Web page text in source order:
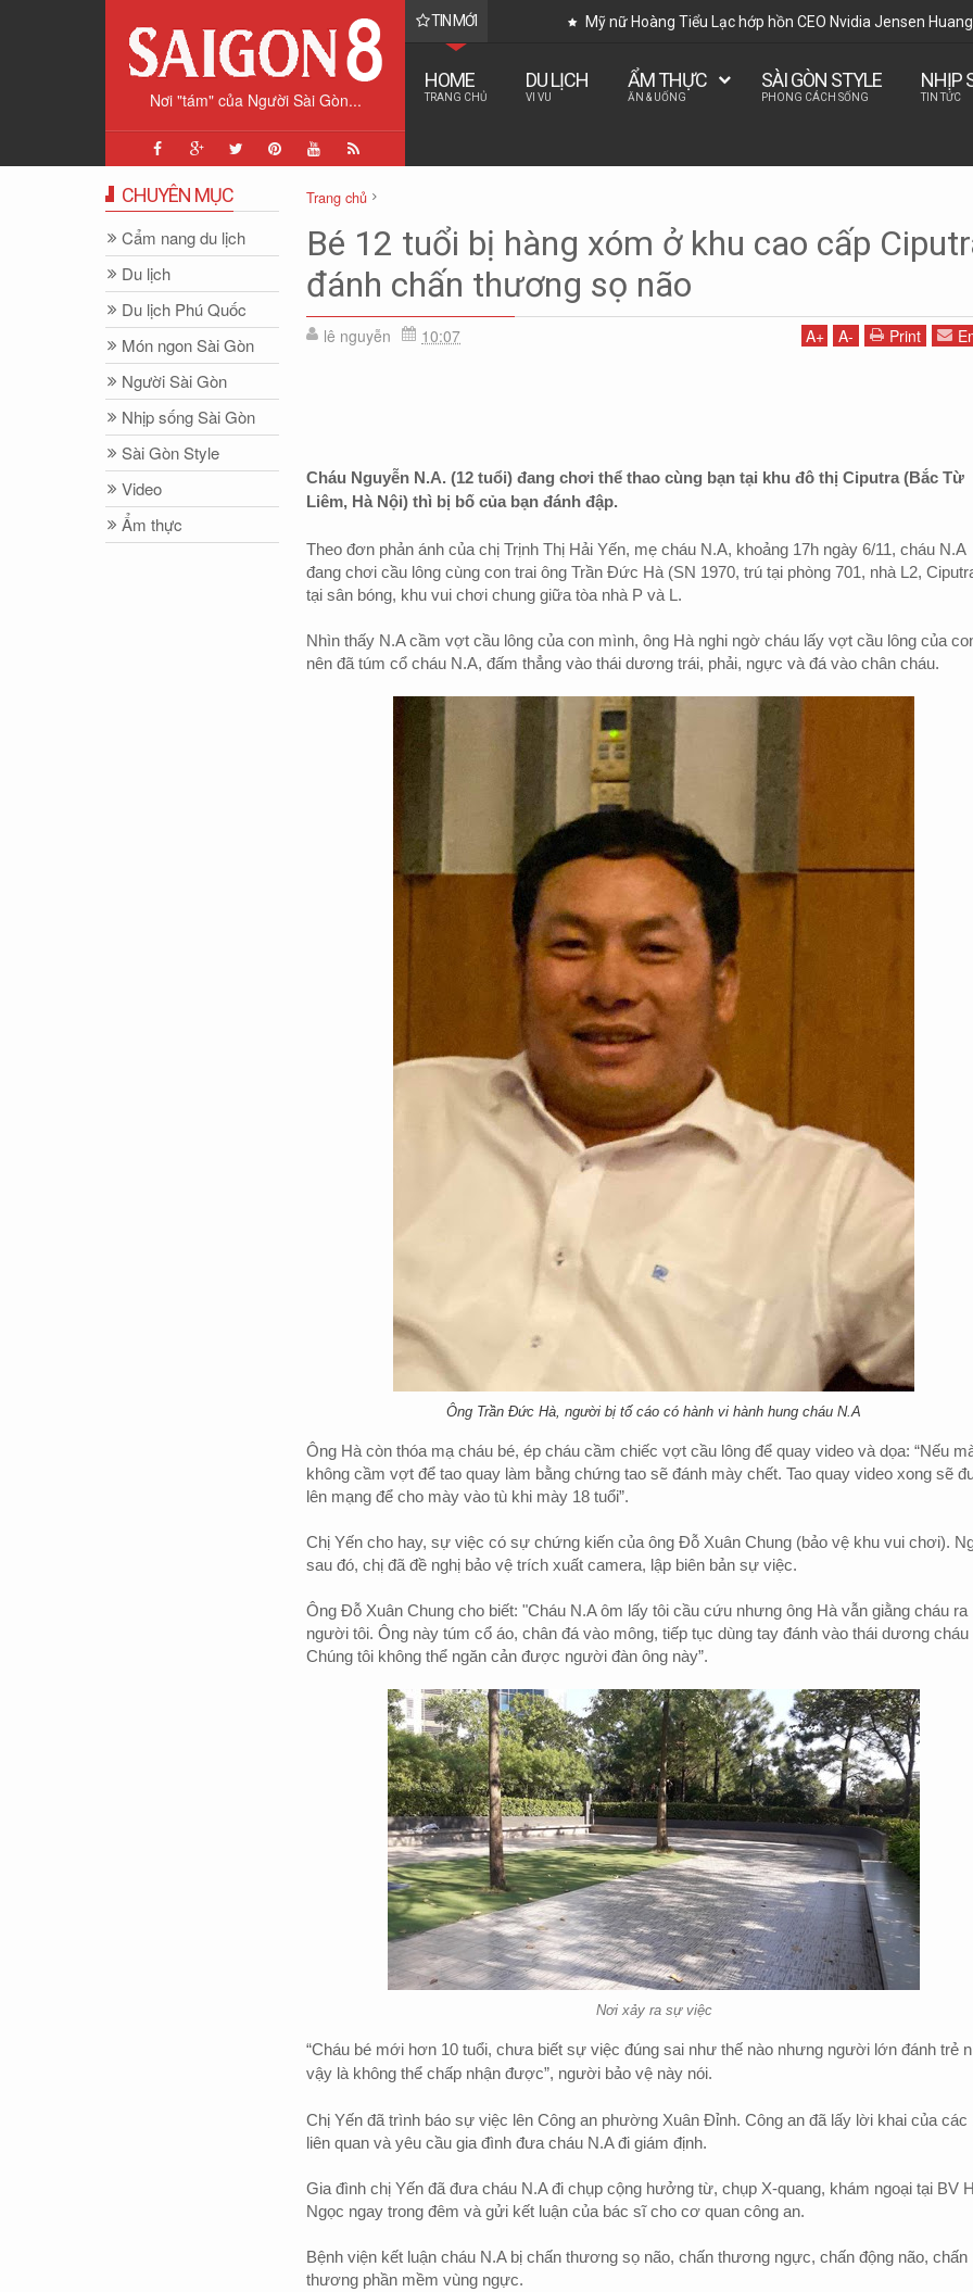
Nơi "tám" của Người Sài Gòn...
TIN MỚI
báo cổ điển giúp "giải cứu Đại tá phi công F-15E" như thế nào? Mỹ nữ Hoàng Tiểu Lạc hớp hồn CEO Nvidia Jensen
HOME
TRANG CHỦ
DU LỊCH
VI VU
ẨM THỰC
ĂN & UỐNG
SÀI GÒN STYLE
PHONG CÁCH SỐNG
NHỊP
TIN TỨC
Trang chủ
Nhịp sống Sài Gòn
Tiêu điểm Bé 12 tuổi bị hàng xóm ở khu cao cấp Ciputra đánh chấn thương sọ não
Bé 12 tuổi bị hàng xóm ở khu cao cấp
đánh chấn thương sọ não
lê nguyễn 10:07 A+ A- Print
Cháu Nguyễn N.A. (12 tuổi) đang chơi thể thao cùng bạn tại khu đô thị Ciputra (Bắc Từ
Liêm, Hà Nội) thì bị bố của bạn đánh đập.
Theo đơn phản ánh của chị Trịnh Thị Hải Yến, mẹ cháu N.A, khoảng 17h ngày 6/11, cháu N.A
đang chơi cầu lông cùng con trai ông Trần Đức Hà (SN 1970, trú tại phòng 701, nhà L2,
tại sân bóng, khu vui chơi chung giữa tòa nhà P và L.
Nhìn thấy N.A cầm vợt cầu lông của con mình, ông Hà nghi ngờ cháu lấy vợt cầu lông của
nên đã túm cổ cháu N.A, đấm thẳng vào thái dương trái, phải, ngực và đá vào chân cháu.
Ông Trần Đức Hà, người bị tố cáo có hành vi hành hung cháu N.A
Ông Hà còn thóa mạ cháu bé, ép cháu cầm chiếc vợt cầu lông để quay video và dọa: “Nếu
không cầm vợt để tao quay làm bằng chứng tao sẽ đánh mày chết. Tao quay video xong sẽ
lên mạng để cho mày vào tù khi mày 18 tuổi”.
Chị Yến cho hay, sự việc có sự chứng kiến của ông Đỗ Xuân Chung (bảo vệ khu vui chơi).
sau đó, chị đã đề nghị bảo vệ trích xuất camera, lập biên bản sự việc.
Ông Đỗ Xuân Chung cho biết: "Cháu N.A ôm lấy tôi cầu cứu nhưng ông Hà vẫn giằng cháu ra
người tôi. Ông này túm cổ áo, chân đá vào mông, tiếp tục dùng tay đánh vào thái dương cháu
Chúng tôi không thể ngăn cản được người đàn ông này”.
Nơi xảy ra sự việc
“Cháu bé mới hơn 10 tuổi, chưa biết sự việc đúng sai như thế nào nhưng người lớn đánh trẻ
vậy là không thể chấp nhận được”, người bảo vệ này nói.
Chị Yến đã trình báo sự việc lên Công an phường Xuân Đỉnh. Công an đã lấy lời khai của các
liên quan và yêu cầu gia đình đưa cháu N.A đi giám định.
Gia đình chị Yến đã đưa cháu N.A đi chụp cộng hưởng từ, chụp X-quang, khám ngoại tại BV
Ngọc ngay trong đêm và gửi kết luận của bác sĩ cho cơ quan công an.
Bệnh viện kết luận cháu N.A bị chấn thương sọ não, chấn thương ngực, chấn động não, chấn
thương phần mềm vùng ngực.
CHUYÊN MỤC
Cẩm nang du lịch
Du lịch
Du lịch Phú Quốc
Món ngon Sài Gòn
Người Sài Gòn
Nhịp sống Sài Gòn
Sài Gòn Style
Video
Ẩm thực